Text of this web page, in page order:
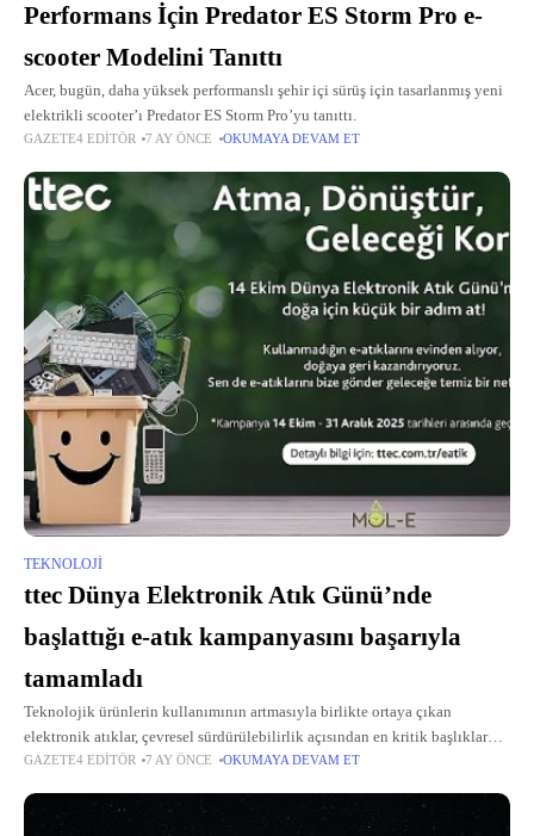
Performans İçin Predator ES Storm Pro e-
scooter Modelini Tanıttı
Acer, bugün, daha yüksek performanslı şehir içi sürüş için tasarlanmış yeni
elektrikli scooter’ı Predator ES Storm Pro’yu tanıttı.
GAZETE4 EDITÖR 7 AY ÖNCE OKUMAYA DEVAM ET
TEKNOLOJI
ttec Dünya Elektronik Atık Günü’nde
başlattığı e-atık kampanyasını başarıyla
tamamladı
Teknolojik ürünlerin kullanımının artmasıyla birlikte ortaya çıkan
elektronik atıklar, çevresel sürdürülebilirlik açısından en kritik başlıklar
arasında yer alıyor.
GAZETE4 EDITÖR 7 AY ÖNCE OKUMAYA DEVAM ET